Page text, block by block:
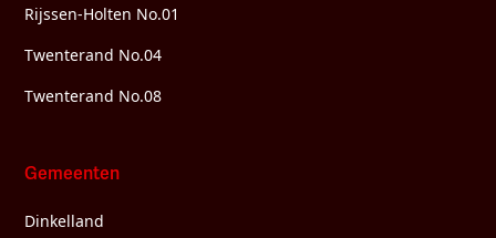
Rijssen-Holten No.01
Twenterand No.04
Twenterand No.08
Gemeenten
Dinkelland